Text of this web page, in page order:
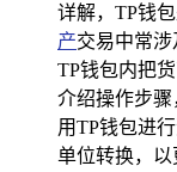
详解，TP钱
产交易中常
TP钱包内把
介绍操作步
用TP钱包进
单位转换，